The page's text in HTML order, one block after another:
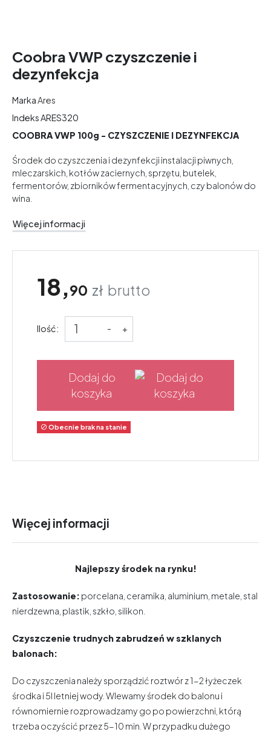
Coobra VWP czyszczenie i
dezynfekcja
MarkaAres
IndeksARES320
COOBRA VWP 100g - CZYSZCZENIE I DEZYNFEKCJA
Środek do czyszczenia i dezynfekcji instalacji piwnych,
mleczarskich, kotłów zaciernych, sprzętu, butelek,
fermentorów, zbiorników fermentacyjnych, czy balonów do
wina.
Więcej informacji
18,90 zł brutto
Ilość: - +
Dodaj do
koszyka
 Obecnie brak na stanie
Więcej informacji
Najlepszy środek na rynku!
Zastosowanie: porcelana, ceramika, aluminium, metale, stal
nierdzewna, plastik, szkło, silikon.
Czyszczenie trudnych zabrudzeń w szklanych
balonach:
Do czyszczenia należy sporządzić roztwór z 1-2 łyżeczek
środka i 5l letniej wody. Wlewamy środek do balonu i
równomiernie rozprowadzamy go po powierzchni, którą
trzeba oczyścić przez 5-10 min. W przypadku dużego